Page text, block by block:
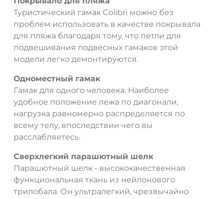
Туристический гамак Colibri можно без
проблем использовать в качестве покрывала
для пляжа благодаря тому, что петли для
подвешивания подвесных гамаков этой
модели легко демонтируются.
Одноместный гамак
Гамак для одного человека. Наиболее
удобное положение лежа по диагонали,
нагрузка равномерно распределяется по
всему телу, впоследствии чего вы
расслабляетесь.
Сверхлегкий парашютный шелк
Парашютный шелк - высококачественная
функциональная ткань из нейлонового
трилобала. Он ультралегкий, чрезвычайно
ДА НЕТ